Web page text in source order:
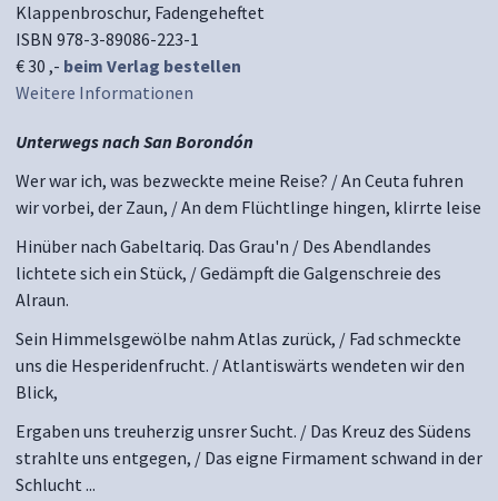
Klappenbroschur, Fadengeheftet
ISBN 978-3-89086-223-1
€ 30 ,- beim Verlag bestellen
Weitere Informationen
Unterwegs nach San Borondón
Wer war ich, was bezweckte meine Reise? / An Ceuta fuhren
wir vorbei, der Zaun, / An dem Flüchtlinge hingen, klirrte leise
Hinüber nach Gabeltariq. Das Grau'n / Des Abendlandes
lichtete sich ein Stück, / Gedämpft die Galgenschreie des
Alraun.
Sein Himmelsgewölbe nahm Atlas zurück, / Fad schmeckte
uns die Hesperidenfrucht. / Atlantiswärts wendeten wir den
Blick,
Ergaben uns treuherzig unsrer Sucht. / Das Kreuz des Südens
strahlte uns entgegen, / Das eigne Firmament schwand in der
Schlucht ...